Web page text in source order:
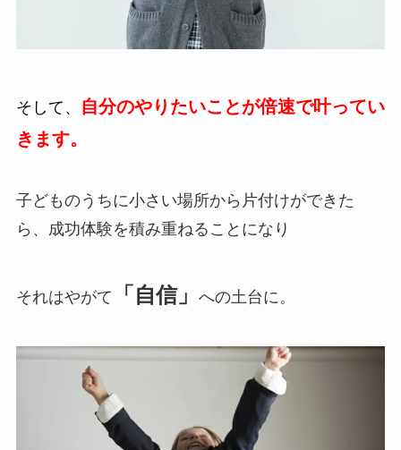
そして、
自分のやりたいことが倍速で叶ってい
きます。
子どものうちに小さい場所から片付けができた
ら、成功体験を積み重ねることになり
それはやがて 「自信」 への土台に。